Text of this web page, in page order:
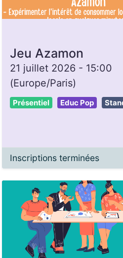
Jeu Azamon
21 juillet 2026 - 15:00
(Europe/Paris)
Présentiel Educ Pop
Inscriptions terminées